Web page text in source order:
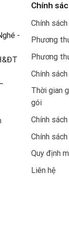
-
Chính
Chính
Phương
Phương
Chính
Thời gian
gói
Chính
Chính
Quy định
Liên hệ